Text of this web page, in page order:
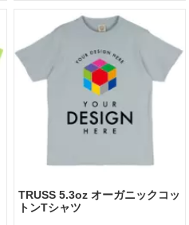
TRUSS 5.3oz オーガニックコッ
トンTシャツ